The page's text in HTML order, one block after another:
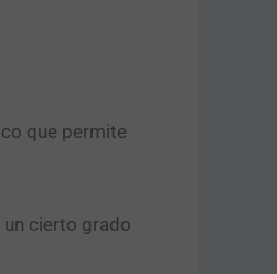
que permite
cierto grado